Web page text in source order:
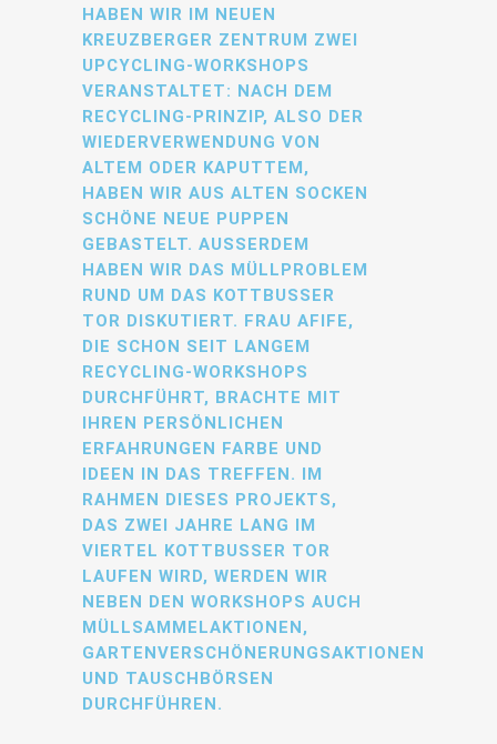
HABEN WIR IM NEUEN
KREUZBERGER ZENTRUM ZWEI
UPCYCLING-WORKSHOPS
VERANSTALTET: NACH DEM
RECYCLING-PRINZIP, ALSO DER
WIEDERVERWENDUNG VON
ALTEM ODER KAPUTTEM,
HABEN WIR AUS ALTEN SOCKEN
SCHÖNE NEUE PUPPEN
GEBASTELT. AUSSERDEM H
ABEN WIR DAS MÜLLPROBLEM R
UND UM DAS KOTTBUSSER T
OR DISKUTIERT. FRAU AFIFE, D
IE SCHON SEIT LANGEM R
ECYCLING-WORKSHOPS D
URCHFÜHRT, BRACHTE MIT I
HREN PERSÖNLICHEN E
RFAHRUNGEN FARBE UND I
DEEN IN DAS TREFFEN. IM R
AHMEN DIESES PROJEKTS, D
AS ZWEI JAHRE LANG IM V
IERTEL KOTTBUSSER TOR L
AUFEN WIRD, WERDEN WIR N
EBEN DEN WORKSHOPS AUCH M
ÜLLSAMMELAKTIONEN, G
ARTENVERSCHÖNERUNGSAKTIONEN U
ND TAUSCHBÖRSEN D
URCHFÜHREN.